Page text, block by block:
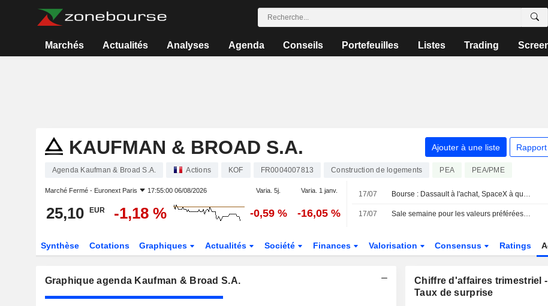
Marchés Actualités Analyses Agenda Conseils Portefeuilles Listes Trading
KAUFMAN & BROAD S.A. Ajouter à une liste
Agenda Kaufman & Broad S.A. Actions KOF FR0004007813 Construction de logements PEA PEA/PME
Marché Fermé - Euronext Paris 17:55:00 06/08/2026 Varia. 5j. Varia. 1 janv.
25,10 EUR -1,18 % -0,59 % -16,05 %
17/07 Bourse : Dassault à l'achat, SpaceX à quai, Netflix dans les choux
17/07 Sale semaine pour les valeurs préférées du marché
Synthèse Cotations Graphiques Actualités Société Finances Valorisation Consensus Ratings
Graphique agenda Kaufman & Broad S.A.
Chiffre d'affaires trimestriel -
Taux de surprise